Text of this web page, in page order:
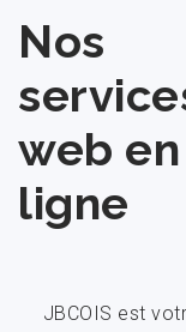
Nos
web en
ligne
JBCOIS est